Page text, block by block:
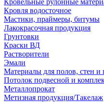
Кровельные рулонные
Кровля водосточное
Мастики, праймеры, битумы
Лакокрасочная продукция
Грунтовки
Краски ВД
Растворители
Эмали
Материалы для полов, стен и
Потолок подвесной и
Металлопрокат
Метизная продукция/Такелаж